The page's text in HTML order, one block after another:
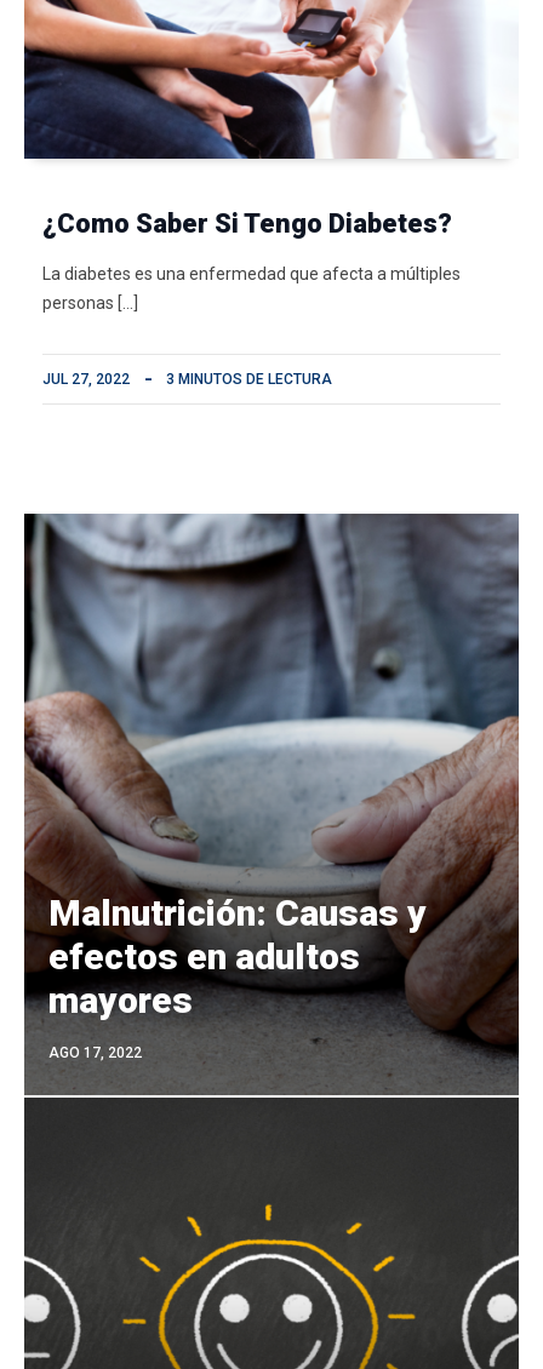
¿Como Saber Si Tengo Diabetes?
La diabetes es una enfermedad que afecta a múltiples
personas […]
JUL 27, 2022 3 MINUTOS DE LECTURA
Malnutrición: Causas y
efectos en adultos
mayores
AGO 17, 2022